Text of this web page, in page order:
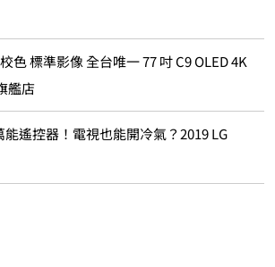
色 標準影像 全台唯一 77 吋 C9 OLED 4K
艦店
能遙控器！電視也能開冷氣？2019 LG